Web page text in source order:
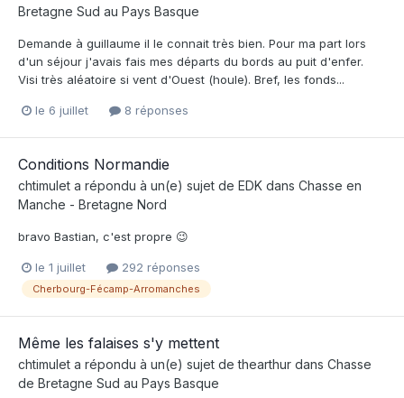
Bretagne Sud au Pays Basque
Demande à guillaume il le connait très bien. Pour ma part lors
d'un séjour j'avais fais mes départs du bords au puit d'enfer.
Visi très aléatoire si vent d'Ouest (houle). Bref, les fonds...
le 6 juillet 8 réponses
Conditions Normandie
chtimulet a répondu à un(e) sujet de EDK dans Chasse en
Manche - Bretagne Nord
bravo Bastian, c'est propre 😉
le 1 juillet 292 réponses
Cherbourg-Fécamp-Arromanches
Même les falaises s'y mettent
chtimulet a répondu à un(e) sujet dethearthur dans Chasse
de Bretagne Sud au Pays Basque